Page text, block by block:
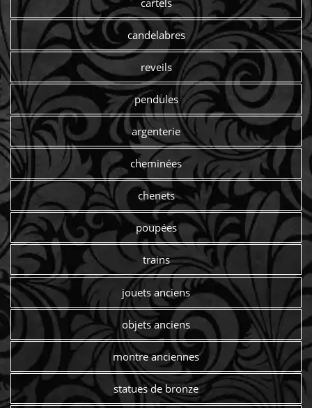
candelabres
reveils
pendules
argenterie
cheminées
chenets
poupées
trains
jouets anciens
objets anciens
montre anciennes
statues de bronze